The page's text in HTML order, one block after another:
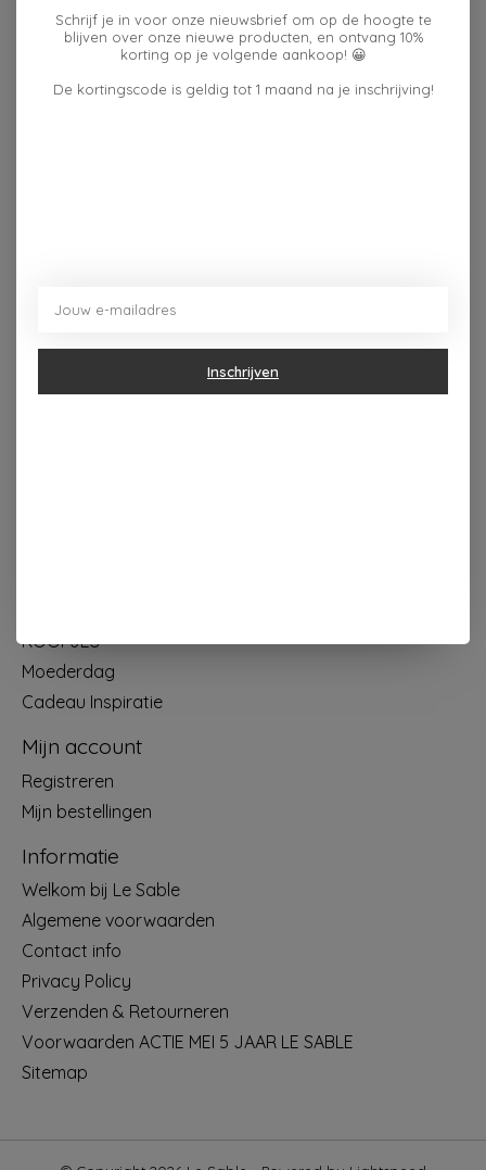
zaterdag 10u - 17u ---zondag maandag gesloten
Categorieën
KOOPJES
Moederdag
Cadeau Inspiratie
Mijn account
Registreren
Mijn bestellingen
Informatie
Welkom bij Le Sable
Algemene voorwaarden
Contact info
Privacy Policy
Verzenden & Retourneren
Voorwaarden ACTIE MEI 5 JAAR LE SABLE
Sitemap
Schrijf je in voor onze nieuwsbrief om op de hoogte te
blijven over onze nieuwe producten, en ontvang 10%
korting op je volgende aankoop! 😀
De kortingscode is geldig tot 1 maand na je inschrijving!
Inschrijven